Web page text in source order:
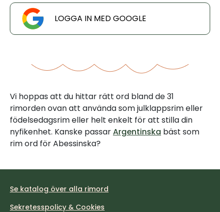
LOGGA IN MED GOOGLE
Vi hoppas att du hittar rätt ord bland de 31
rimorden ovan att använda som julklappsrim eller
födelsedagsrim eller helt enkelt för att stilla din
nyfikenhet. Kanske passarArgentinska bäst som
rim ord för Abessinska?
Se katalog över alla rimord
Sekretesspolicy & Cookies